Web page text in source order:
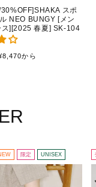
スポ
NEO BUNGY [メン
ス][2025 春夏] SK-104
から
限定 UNISEX